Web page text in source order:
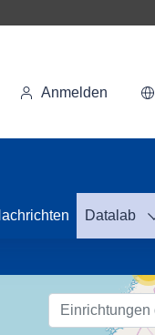
Anmelden
Datalab